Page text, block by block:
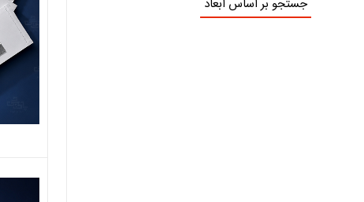
جستجو بر اساس ابعاد